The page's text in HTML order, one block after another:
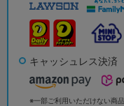
キャッシュレス決済
※一部ご利用いただけない商品